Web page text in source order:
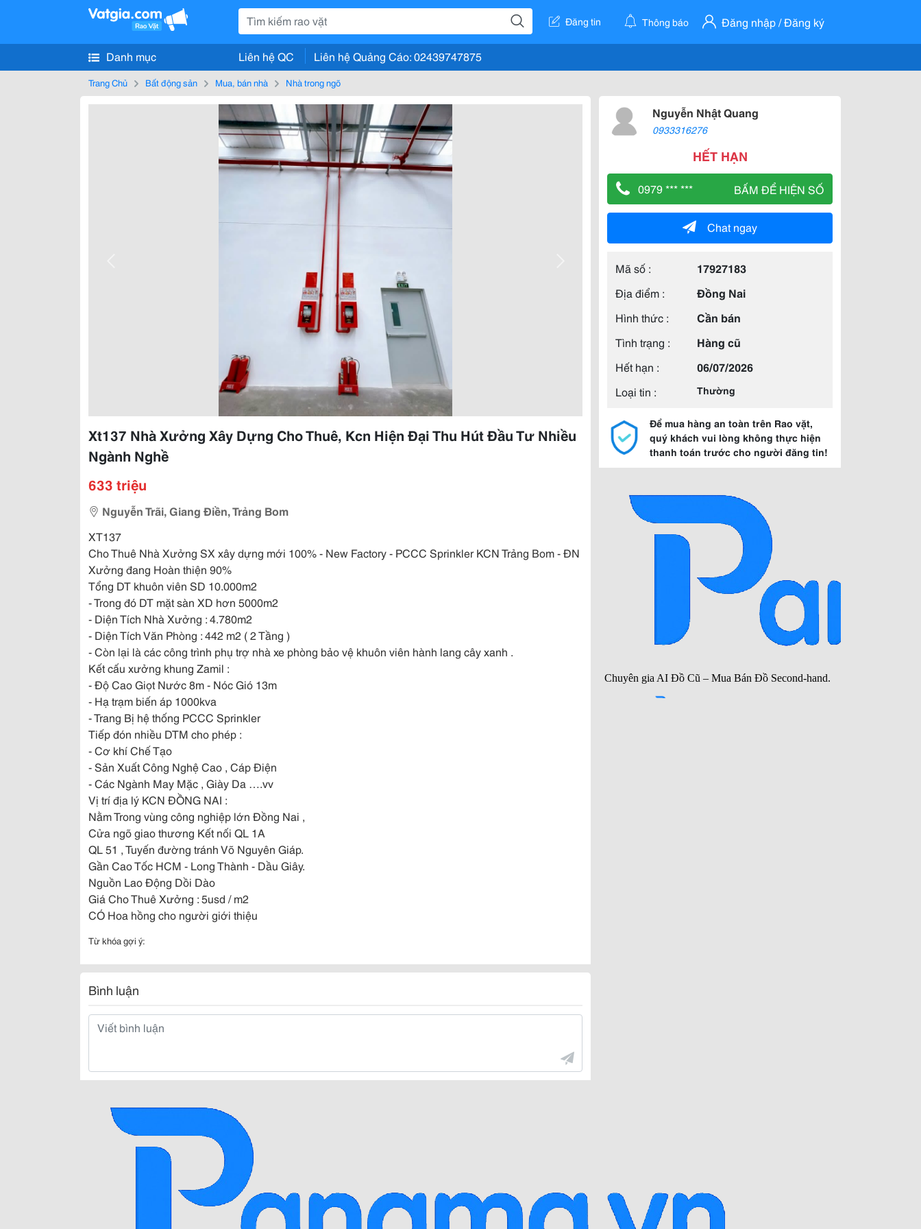
Đăng tin Thông báo Đăng nhập / Đăng ký
Danh mục Liên hệ QC Liên hệ Quảng Cáo: 02439747875
Trang Chủ Bất động sản Mua, bán nhà Nhà trong ngõ
Xt137 Nhà Xưởng Xây Dựng Cho Thuê, Kcn Hiện Đại Thu Hút Đầu Tư Nhiều
Ngành Nghề
633 triệu
Nguyễn Trãi, Giang Điền, Trảng Bom
XT137
Cho Thuê Nhà Xưởng SX xây dựng mới 100% - New Factory - PCCC Sprinkler KCN Trảng Bom - ĐN
Xưởng đang Hoàn thiện 90%
Tổng DT khuôn viên SD 10.000m2
- Trong đó DT mặt sàn XD hơn 5000m2
- Diện Tích Nhà Xưởng : 4.780m2
- Diện Tích Văn Phòng : 442 m2 ( 2 Tầng )
- Còn lại là các công trình phụ trợ nhà xe phòng bảo vệ khuôn viên hành lang cây xanh .
Kết cấu xưởng khung Zamil :
- Độ Cao Giọt Nước 8m - Nóc Gió 13m
- Hạ trạm biến áp 1000kva
- Trang Bị hệ thống PCCC Sprinkler
Tiếp đón nhiều DTM cho phép :
- Cơ khí Chế Tạo
- Sản Xuất Công Nghệ Cao , Cáp Điện
- Các Ngành May Mặc , Giày Da ….vv
Vị trí địa lý KCN ĐỒNG NAI :
Nằm Trong vùng công nghiệp lớn Đồng Nai ,
Cửa ngõ giao thương Kết nối QL 1A
QL 51 , Tuyến đường tránh Võ Nguyên Giáp.
Gần Cao Tốc HCM - Long Thành - Dầu Giây.
Nguồn Lao Động Dồi Dào
Giá Cho Thuê Xưởng : 5usd / m2
CÓ Hoa hồng cho người giới thiệu
Từ khóa gợi ý:
Bình luận
Nguyễn Nhật Quang
0933316276
HẾT HẠN
0979 *** *** BẤM ĐỂ HIỆN SỐ
Chat ngay
Mã số :
17927183
Địa điểm :
Đồng Nai
Hình thức :
Cần bán
Tình trạng :
Hàng cũ
Hết hạn :
06/07/2026
Loại tin :
Thường
Để mua hàng an toàn trên Rao vặt,
quý khách vui lòng không thực hiện
thanh toán trước cho người đăng tin!